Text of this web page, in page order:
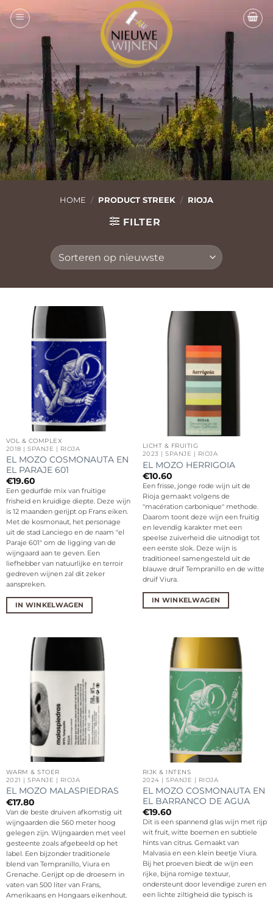
naar
HOME / PRODUCT STREEK / RIOJA
FILTER
VOL & COMPLEX
2018 | SPANJE | RIOJA
EL MOZO COSMONAUTA EN
EL PARAJE 601
€19.60
Een gedurfde mix van fruitige
frisheid en kruidige diepte. Deze wijn
is 12 maanden gerijpt op Frans eiken.
Met de kosmonaut, het personage
uit de stad Lanciego en de naam "el
Paraje 601" om de ligging van de
wijngaard aan te geven. Een
liefhebber van natuurlijke en terroir
gedreven wijnen zal dit zeker
aanspreken.
IN WINKELWAGEN
LICHT & FRUITIG
2023 | SPANJE | RIOJA
EL MOZO HERRIGOIA
€10.60
Een frisse, jonge rode wijn uit de
Rioja gemaakt volgens de
"macération carbonique" methode.
Daarom toont deze wijn een fruitig
en levendig karakter met een
speelse zuiverheid die uitnodigt tot
een eerste slok. Deze wijn is
traditioneel samengesteld uit de
blauwe druif Tempranillo en de witte
druif Viura.
IN WINKELWAGEN
WARM & STOER
2021 | SPANJE | RIOJA
EL MOZO MALASPIEDRAS
€17.80
Van de beste druiven afkomstig uit
wijngaarden die 560 meter hoog
gelegen zijn. Wijngaarden met veel
gesteente zoals afgebeeld op het
label. Een bijzonder traditionele
blend van Tempranillo, Viura en
Grenache. Gerijpt op de droesem in
vaten van 500 liter van Frans,
Amerikaans en Hongaars eikenhout.
RIJK & INTENS
2024 | SPANJE | RIOJA
EL MOZO COSMONAUTA EN
EL BARRANCO DE AGUA
€19.60
Dit is een spannend glas wijn met rijp
wit fruit, witte boemen en subtiele
hints van citrus. Gemaakt van
Malvasia en een klein beetje Viura.
Bij het proeven biedt de wijn een
rijke, bijna romige textuur,
ondersteunt door levendige zuren en
een lichte ziltigheid die typisch is